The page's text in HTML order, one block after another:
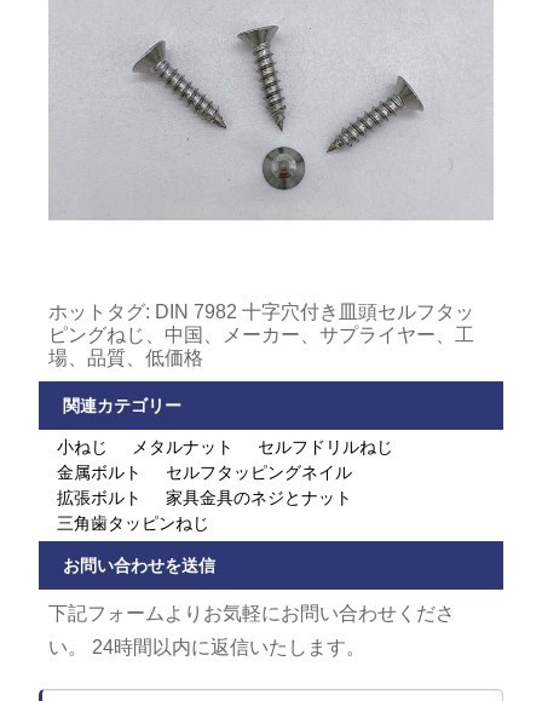
ホットタグ: DIN 7982 十字穴付き皿頭セルフタッ
ピングねじ、中国、メーカー、サプライヤー、工
場、品質、低価格
関連カテゴリー
小ねじ メタルナット
セルフドリルねじ
金属ボルト
セルフタッピングネイル
拡張ボルト
家具金具のネジとナット
三角歯タッピンねじ
お問い合わせを送信
下記フォームよりお気軽にお問い合わせくださ
い。 24時間以内に返信いたします。